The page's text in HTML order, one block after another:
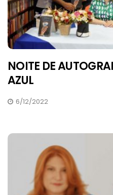
NOITE DE
AZUL
6/12/2022